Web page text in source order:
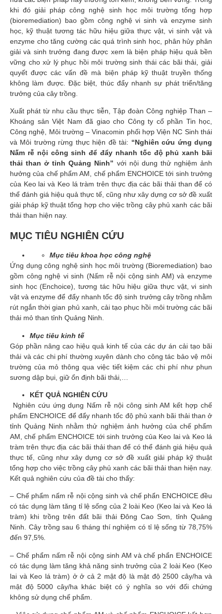
khi đó giải pháp công nghệ sinh học môi trường tổng hợp
(bioremediation) bao gồm công nghệ vi sinh và enzyme sinh
học, kỹ thuật tương tác hữu hiệu giữa thực vật, vi sinh vật và
enzyme cho tăng cường các quá trình sinh học, phân hủy phân
giải và sinh trưởng đang được xem là biện pháp hiệu quả bền
vững cho xử lý phục hồi môi trường sinh thái các bãi thải, giải
quyết được các vấn đề mà biện pháp kỹ thuật truyền thống
không làm được. Đặc biệt, thúc đẩy nhanh sự phát triển/tăng
trưởng của cây trồng.
Xuất phát từ nhu cầu thực tiễn, Tập đoàn Công nghiệp Than –
Khoáng sản Việt Nam đã giao cho Công ty cổ phần Tin học,
Công nghệ, Môi trường – Vinacomin phối hợp Viện NC Sinh thái
và Môi trường rừng thực hiện đề tài: “Nghiên cứu ứng dụng
Nấm rễ nội công sinh để đẩy nhanh tốc độ phủ xanh bãi
thải than ở tỉnh Quảng Ninh” với nội dung thử nghiệm ảnh
hưởng của chế phẩm AM, chế phẩm ENCHOICE tới sinh trưởng
của Keo lai và Keo lá tràm trên thực địa các bãi thải than để có
thể đánh giá hiệu quả thực tế, cũng như xây dựng cơ sở đề xuất
giải pháp kỹ thuật tổng hợp cho việc trồng cây phủ xanh các bãi
thải than hiện nay.
MỤC TIÊU NGHIÊN CỨU
Mục tiêu khoa học công nghệ
Ứng dụng công nghệ sinh học môi trường (Bioremediation) bao
gồm công nghệ vi sinh (Nấm rễ nội cộng sinh AM) và enzyme
sinh học (Enchoice), tương tác hữu hiệu giữa thực vật, vi sinh
vật và enzyme để đẩy nhanh tốc độ sinh trưởng cây trồng nhằm
rút ngắn thời gian phủ xanh, cải tạo phục hồi môi trường các bãi
thải mỏ than tỉnh Quảng Ninh.
Mục tiêu kinh tế
Góp phần nâng cao hiệu quả kinh tế của các dự án cải tạo bãi
thải và các chi phí thường xuyên dành cho công tác bảo vệ môi
trường của mỏ thông qua việc tiết kiệm các chi phí như phun
sương dập bụi, giữ ổn định bãi thải,…
KẾT QUẢ NGHIÊN CỨU
Nghiên cứu ứng dụng Nấm rễ nội công sinh AM kết hợp chế
phẩm ENCHOICE để đẩy nhanh tốc độ phủ xanh bãi thải than ở
tỉnh Quảng Ninh nhằm thử nghiệm ảnh hưởng của chế phẩm
AM, chế phẩm ENCHOICE tới sinh trưởng của Keo lai và Keo lá
tràm trên thực địa các bãi thải than để có thể đánh giá hiệu quả
thực tế, cũng như xây dựng cơ sở đề xuất giải pháp kỹ thuật
tổng hợp cho việc trồng cây phủ xanh các bãi thải than hiện nay.
Kết quả nghiên cứu của đề tài cho thấy:
– Chế phẩm nấm rễ nội cộng sinh và chế phẩn ENCHOICE đều
có tác dụng làm tăng tỉ lệ sống của 2 loài Keo (Keo lai và Keo lá
tràm) khi trồng trên đất bãi thải Đông Cao Sơn, tỉnh Quảng
Ninh. Cây trồng sau 6 tháng thí nghiệm có tỉ lệ sống từ 78,75%
đến 97,5%.
– Chế phẩm nấm rễ nội cộng sinh AM và chế phẩn ENCHOICE
có tác dụng làm tăng khả năng sinh trưởng của 2 loài Keo (Keo
lai và Keo lá tràm) ở ở cả 2 mật độ là mật độ 2500 cây/ha và
mật độ 5000 cây/ha khác biệt có ý nghĩa so với đối chứng
không sử dụng chế phẩm.